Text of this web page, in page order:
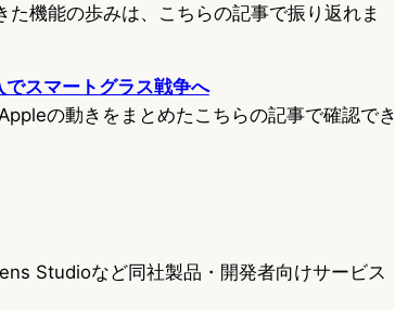
機能の歩みは、こちらの記事で振り返れま
スマートグラス戦争へ
の動きをまとめたこちらの記事で確認でき
Studioなど同社製品・開発者向けサービス